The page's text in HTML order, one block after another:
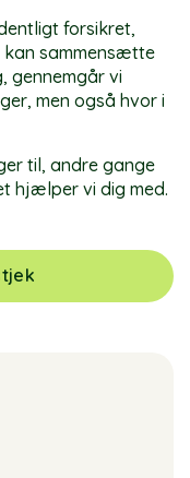
forsikret,
kan sammensætte
gennemgår vi
men også hvor i
til, andre gange
hjælper vi dig med.